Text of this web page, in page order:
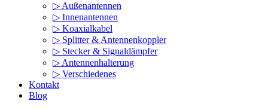
▷ Außenantennen
▷ Innenantennen
▷ Koaxialkabel
▷ Splitter & Antennenkoppler
▷ Stecker & Signaldämpfer
▷ Antennenhalterung
▷ Verschiedenes
Kontakt
Blog